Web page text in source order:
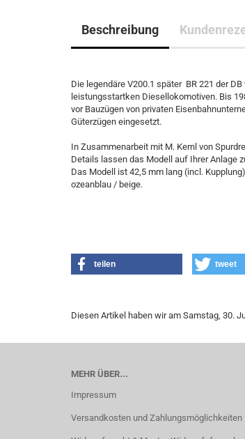
Beschreibung
Die legendäre V200.1 später BR 221 der
leistungsstartken Diesellokomotiven. Bis
vor Bauzügen von privaten
Güterzügen eingesetzt.
In Zusammenarbeit mit M. Kernl von
Details lassen das Modell auf Ihrer Anlage
Das Modell ist 42,5 mm lang (incl.
ozeanblau / beige.
teilen tweet
Diesen Artikel haben wir am Samstag, 30.
MEHR ÜBER...
Impressum
Versandkosten und Zahlungsmöglichkeiten